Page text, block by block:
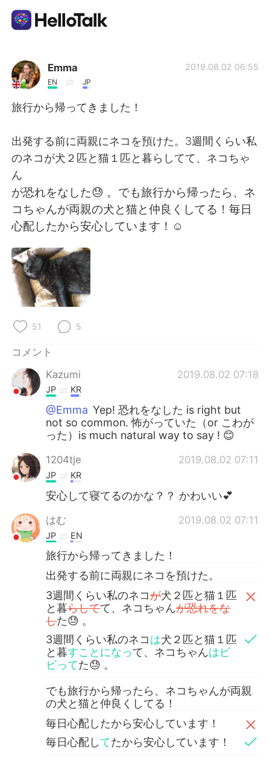
語学交換アプリ
AI Grammar Checker
繁體中文 Español
Deutsch
Русский
Indonesia
Português
Emma
EN JP
2019.08.02 06:55
旅行から帰ってきました！
出発する前に両親にネコを預けた。3週間くらい私
のネコが犬２匹と猫１匹と暮らしてて、ネコちゃ
ん
が恐れをなした😓 。でも旅行から帰ったら、ネ
コちゃんが両親の犬と猫と仲良くしてる！毎日
心配したから安心しています！☺️
51 5
コメント
Kazumi
2019.08.02 07:18
JP KR
@Emma Yep! 恐れをなした is right but
not so common. 怖がっていた（or こわが
った）is much natural way to say ! 😊
1204tje 2019.08.02 07:11
JP KR
安心して寝てるのかな？？ かわいい💕
はむ 2019.08.02 07:11
JP EN
旅行から帰ってきました！
出発する前に両親にネコを預けた。
3週間くらい私のネコが犬２匹と猫１匹
と暮らしてて、ネコちゃんが恐れをな
した😓 。
3週間くらい私のネコは犬２匹と猫１匹
と暮すことになって、ネコちゃんはビ
ビってた😓 。
でも旅行から帰ったら、ネコちゃんが両親
の犬と猫と仲良くしてる！
毎日心配したから安心しています！
毎日心配してたから安心しています！